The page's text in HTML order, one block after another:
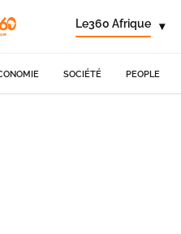
Le360 Afrique ▾
SOCIÉTÉ PEOPLE